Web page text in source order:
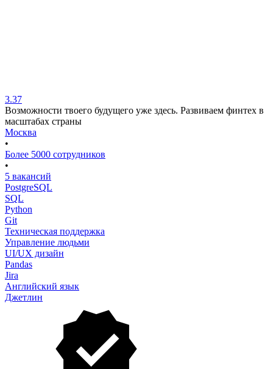
3.37
Возможности твоего будущего уже здесь. Развиваем финтех в
масштабах страны
Москва
•
Более 5000 сотрудников
•
5 вакансий
PostgreSQL
SQL
Python
Git
Техническая поддержка
Управление людьми
UI/UX дизайн
Pandas
Jira
Английский язык
Джетлин